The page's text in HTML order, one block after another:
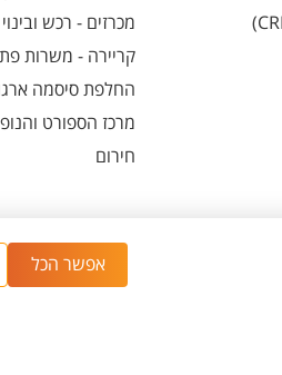
מכרזים - רכש ובינוי
קריירה - משרות
החלפת סיסמה
מרכז הספורט
חירום